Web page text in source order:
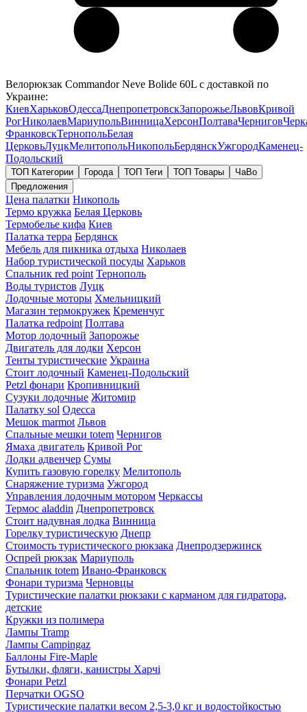
Велорюкзак Commandor Neve Bolide 60L с доставкой по
Украине:
КиевХарьковОдессаДнепропетровскЗапорожьеЛьвовКривой
РогНиколаевМариупольВинницаХерсонПолтаваЧернигов
ФранковскТернопольБелая
ЦерковьЛуцкМелитопольНикопольБердянскУжгородКаменец-
Подольский
ТОП Категории Города ТОП Теги ТОП Товары
ЧаВо
Предложения
Цена палатки Никополь
Термо кружка Белая Церковь
Термобелье кифа Киев
Палатка терра Бердянск
Мебель для пикника отдыха Николаев
Набор туристической посуды Харьков
Спальник red point Тернополь
Воды туристов Луцк
Лодочные моторы Хмельницкий
Магазин термокружек Кременчуг
Палатка redpoint Полтава
Мотор лодочный Запорожье
Двигатель для лодки Херсон
Тенты туристические Украина
Стоит лодочный Каменец-Подольский
Petzl фонари Кропивницкий
Сузуки лодочные Житомир
Палатку sol Одесса
Мешок marmot Львов
Спальные мешки totem Чернигов
Ямаха двигатель Кривой Рог
Лодки адвенчер Сумы
Купить газовую горелку Мелитополь
Снаряжение туризма Ужгород
Управления лодочным мотором Черкассы
Термос aladdin Днепропетровск
Стоит надувная лодка Винница
Горелку туристическую Днепр
Стоимость туристического рюкзака Днепродзержинск
Оспрей рюкзак Мариуполь
Спальник totem Ивано-Франковск
Фонари туризма Черновцы
Туристические палатки рюкзаки с карманом для гидратора,
детские
Кружки из полимера
Лампы Tramp
Лампы Campingaz
Баллоны Fire-Maple
Бутылки, фляги, канистры Харчі
Фонари Petzl
Перчатки OGSO
Туристические палатки весом 2,5-3,0 кг и водостойкостью